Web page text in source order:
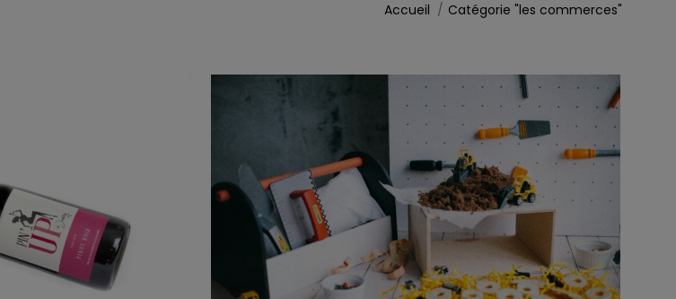
Vous êtes ici :
Accueil Catégorie "les commerces"